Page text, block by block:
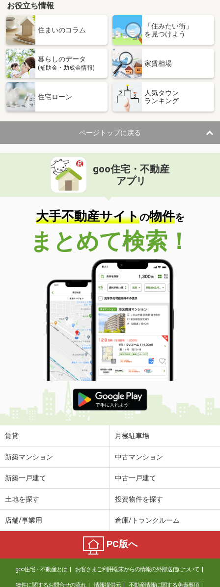
お役立ち情報
住まいのコラム
「住みたい街」
を見つけよう
暮らしのデータ
(補助金・助成金情報)
家賃相場
住宅ローン
人気タウン
ランキング
ページトップに戻る
goo住宅・不動産
アプリ
大手不動産サイトの物件を
まとめて検索！
賃貸 月極駐車場
新築マンション 中古マンション
新築一戸建て 中古一戸建て
土地を探す 投資物件を探す
店舗/事業用 倉庫/トランクルーム
PC版へ
goo住宅・不動産とは お客さまご利用端末からの情報の外部送信について
物件に関するお問合せの流れ 情報提供元 不動産情報に関する免責事項